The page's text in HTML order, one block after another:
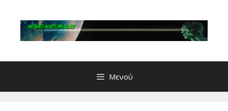
περιεχόμενο
Μενού